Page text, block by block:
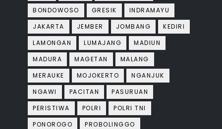
BONDOWOSO
GRESIK
INDRAMAYU
JAKARTA
JEMBER JOMBANG
KEDIRI
LAMONGAN
LUMAJANG
MADIUN
MADURA
MAGETAN
MALANG
MERAUKE
MOJOKERTO
NGANJUK
NGAWI
PACITAN
PASURUAN
PERISTIWA
POLRI
POLRI TNI
PONOROGO
PROBOLINGGO